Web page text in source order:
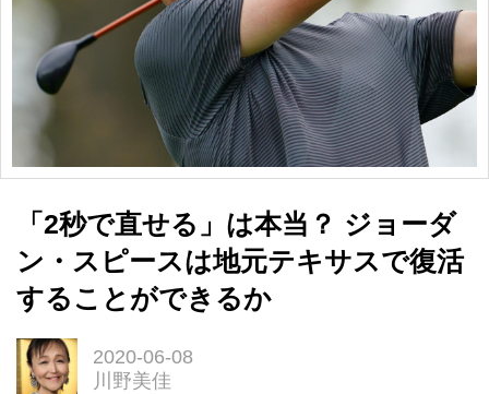
「2秒で直せる」は本当？ ジョーダ
ン・スピースは地元テキサスで復活
することができるか
2020-06-08
川野美佳